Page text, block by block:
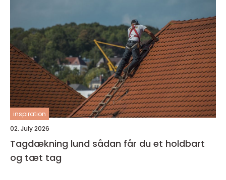
inspiration
02. July 2026
Tagdækning lund sådan får du et holdbart
og tæt tag